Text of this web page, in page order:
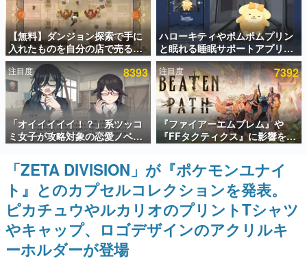
ゲームの企画書
名作ゲームクリエイターの方々に製作時のエピソードをお
聞きし、ヒットする企画（ゲーム）とは何か？を探ってい
きます。
赫本
この物語を解いてはいけない。『赫本』は、〈試験問題〉
の形をした短編ホラー小説集です。
新世代に訊く
これからのデジタルゲーム市場を担う若きクリエイター達
の姿を追い、彼らのルーツと情熱を探っていきます。
ゲーム世代の作家たち
ゲームに多大な影響を受けた作家さんに取材し、ゲームが
日本のコンテンツ産業やカルチャーに与えた影響を探る企
画です。
日本モバイルゲーム産業史
日本のモバイルゲーム史における主要なトピック・タイト
ルを網羅するほか、開発者へのインタビューや識者による
解説を掲載。約20年の歴史が一望できる決定版！
【無料】ダンジョン探索で手に
入れたものを自分の店で売るゲ
ーム『Moonlighter』がSteam
にて無料配布中！続編
『Moonlighter 2』の9月2日正
式リリースを記念したキャンペ
ーン
ハローキティやポムポムプリン
と眠れる睡眠サポートアプリ
『ゆめたび』が配信中。キャラ
ごとのASMRや目覚ましアラー
ムも搭載
注目度 8393
「オイイイイイ！？」系ツッコ
ミ女子が攻略対象の恋愛ノベル
ゲーム『美術部カノジョ』
Steamストアページが公開。
「お前らーそろそろ自重しろ
ー？＾＾」暗黒微笑の夢女子
や、萌え声不思議ちゃん女子と
青春を謳歌
注目度 7392
『ファイアーエムブレム』や
『FFタクティクス』に影響を受
けた新作戦略RPG『Beaten
Path』2027年に発売へ。
PC（Steam）、PS5、Xbox、
Switch向けにリリース予定
「ZETA DIVISION」が『ポケモンユナイ
ト』とのカプセルコレクションを発表。
ピカチュウやルカリオのプリントTシャツ
やキャップ、ロゴデザインのアクリルキ
ーホルダーが登場